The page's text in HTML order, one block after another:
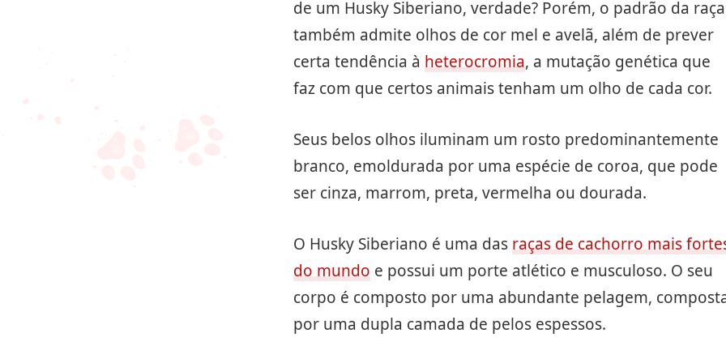
de um Husky Siberiano, verdade? Porém, o padrão da raça
também admite olhos de cor mel e avelã, além de prever
certa tendência à heterocromia, a mutação genética que
faz com que certos animais tenham um olho de cada cor.
Seus belos olhos iluminam um rosto predominantemente
branco, emoldurada por uma espécie de coroa, que pode
ser cinza, marrom, preta, vermelha ou dourada.
O Husky Siberiano é uma das raças de cachorro mais
do mundo e possui um porte atlético e musculoso. O seu
corpo é composto por uma abundante pelagem,
por uma dupla camada de pelos espessos.